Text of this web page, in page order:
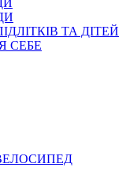
ТА ДІТЕЙ
СЕБЕ